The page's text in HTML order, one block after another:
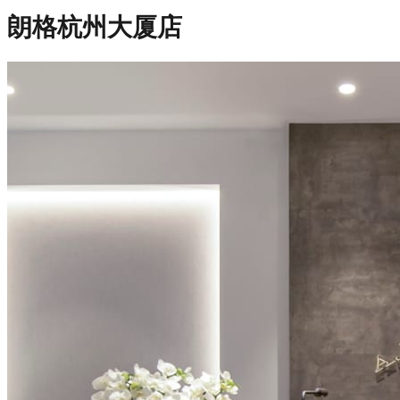
朗格杭州大厦店